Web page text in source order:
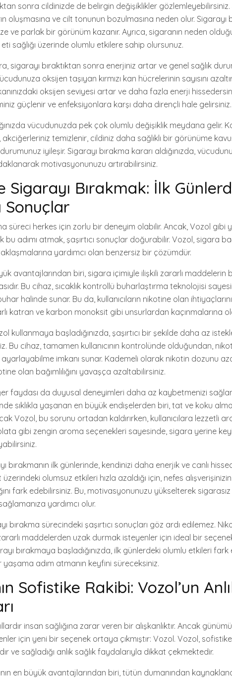
sonra cildinizde de belirgin değişiklikler
oluşmasına ve cilt tonunun bozulmasına neden olur. Sigarayı
ve parlak bir görünüm kazanır. Ayrıca, sigaranın neden
sağlığı üzerinde olumlu etkilere sahip olursunuz.
sigarayı bıraktıktan sonra enerjiniz artar ve genel sağlık
oksijen taşıyan kırmızı kan hücrelerinin sayısını
kanınızdaki oksijen seviyesi artar ve daha fazla enerji
güçlenir ve enfeksiyonlara karşı daha dirençli hale gelirsiniz.
vücudunuzda pek çok olumlu değişiklik meydana gelir.
temizlenir, cildiniz daha sağlıklı bir görünüme
iyileşir. Sigarayı bırakma kararı aldığınızda,
motivasyonunuzu artırabilirsiniz.
Sigarayı Bırakmak: İlk
Sonuçlar
süreci herkes için zorlu bir deneyim olabilir. Ancak, Vozol gibi
adımı atmak, şaşırtıcı sonuçlar doğurabilir. Vozol, sigara
yardımcı olan benzersiz bir çözümdür.
avantajlarından biri, sigara içimiyle ilişkili zararlı maddelerin
Bu cihaz, sıcaklık kontrollü buharlaştırma teknolojisi
halinde sunar. Bu da, kullanıcıların nikotine olan ihtiyaçlarını
katran ve karbon monoksit gibi unsurlardan kaçınmalarına
kullanmaya başladığınızda, şaşırtıcı bir şekilde daha az
Bu cihaz, tamamen kullanıcının kontrolünde olduğundan,
imkanı sunar. Kademeli olarak nikotin dozunu
olan bağımlılığını yavaşça azaltabilirsiniz.
faydası da duyusal deneyimleri daha az kaybetmenizi
sıklıkla yaşanan en büyük endişelerden biri, tat ve koku alma
Vozol, bu sorunu ortadan kaldırırken, kullanıcılara lezzetli
gibi zengin aroma seçenekleri sayesinde, sigara yerine
bırakmanın ilk günlerinde, kendinizi daha enerjik ve canlı
olumsuz etkileri hızla azaldığı için, nefes
fark edebilirsiniz. Bu, motivasyonunuzu yükselterek
yardımcı olur.
bırakma sürecindeki şaşırtıcı sonuçları göz ardı edilemez.
maddelerden uzak durmak isteyenler için ideal bir
bırakmaya başladığınızda, ilk günlerdeki olumlu etkileri
yaşama adım atmanın keyfini süreceksiniz.
Sofistike Rakibi: Vozol’un
insan sağlığına zarar veren bir alışkanlıktır. Ancak
için yeni bir seçenek ortaya çıkmıştır: Vozol. Vozol,
ve sağladığı anlık sağlık faydalarıyla dikkat çekmektedir.
en büyük avantajlarından biri, tütün dumanından